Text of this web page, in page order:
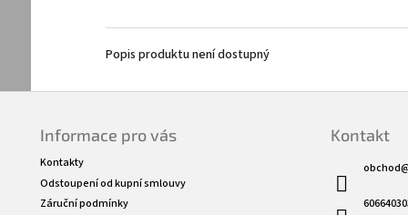
Popis produktu není dostupný
Informace pro vás
Kontakty
Odstoupení od kupní smlouvy
Záruční podmínky
Kontakt
obchod